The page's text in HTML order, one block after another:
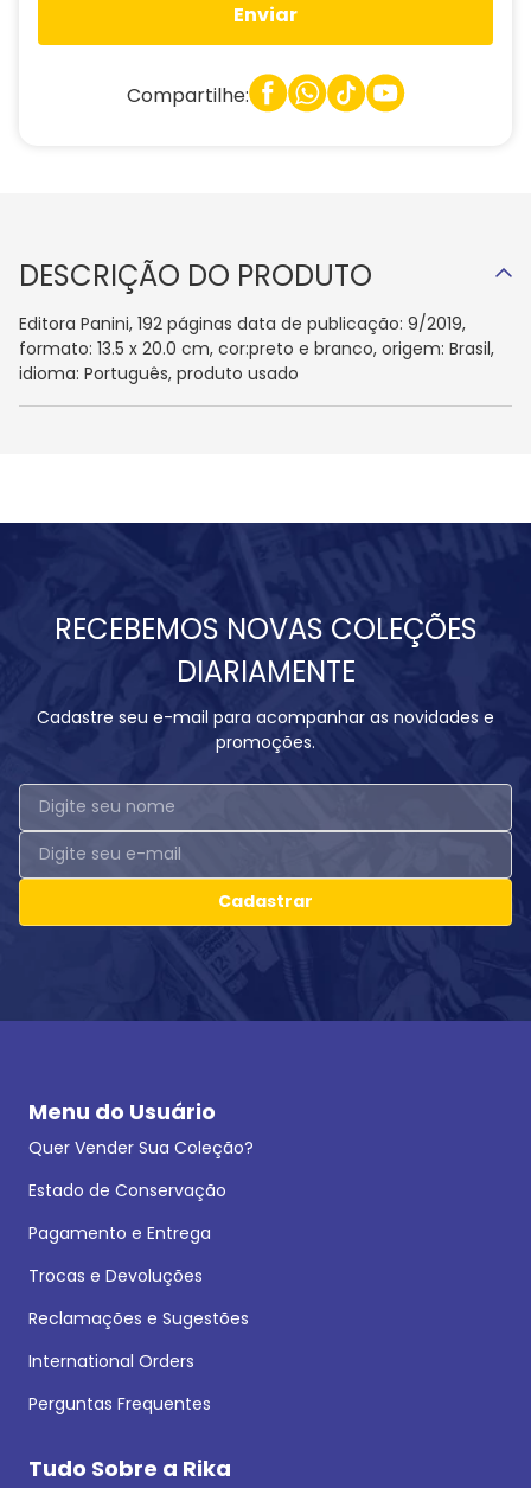
Enviar
Compartilhe:
DESCRIÇÃO DO PRODUTO
Editora Panini, 192 páginas data de publicação: 9/2019,
formato: 13.5 x 20.0 cm, cor:preto e branco, origem: Brasil,
idioma: Português, produto usado
RECEBEMOS NOVAS COLEÇÕES
DIARIAMENTE
Cadastre seu e-mail para acompanhar as novidades e
promoções.
Cadastrar
Menu do Usuário
Quer Vender Sua Coleção?
Estado de Conservação
Pagamento e Entrega
Trocas e Devoluções
Reclamações e Sugestões
International Orders
Perguntas Frequentes
Tudo Sobre a Rika